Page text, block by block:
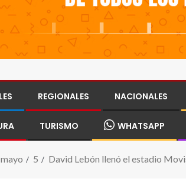
REGIONALES NACIONALES
TURISMO WHATSAPP
mayo 5 David Lebón llenó el estadio